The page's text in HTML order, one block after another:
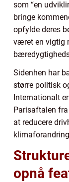
som “en
bringe
opfylde deres
været en vigtig
Sidenhen har
større politisk
Internationalt
Parisaftalen
at reducere
opnå